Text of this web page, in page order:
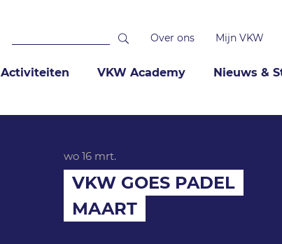
Over ons Mijn VKW
Activiteiten VKW Academy Nieuws &
wo 16 mrt.
VKW GOES PADEL
MAART